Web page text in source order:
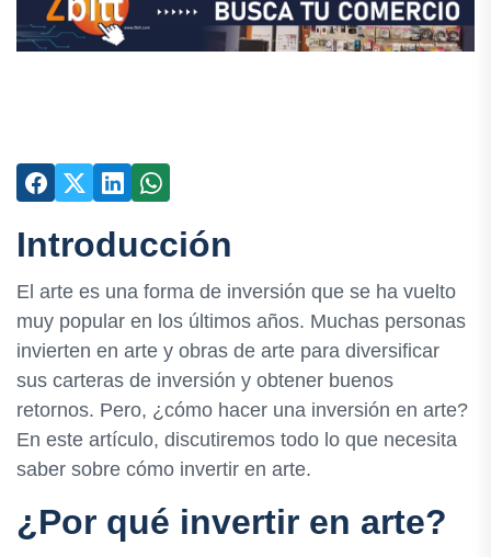
Introducción
El arte es una forma de inversión que se ha vuelto
muy popular en los últimos años. Muchas personas
invierten en arte y obras de arte para diversificar
sus carteras de inversión y obtener buenos
retornos. Pero, ¿cómo hacer una inversión en arte?
En este artículo, discutiremos todo lo que necesita
saber sobre cómo invertir en arte.
¿Por qué invertir en arte?